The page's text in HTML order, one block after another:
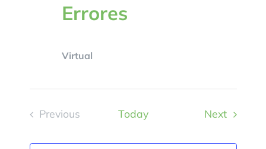
Errores
Virtual
Previous
Today NextEvents